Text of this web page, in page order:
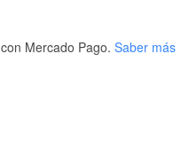
con Mercado Pago. Saber más